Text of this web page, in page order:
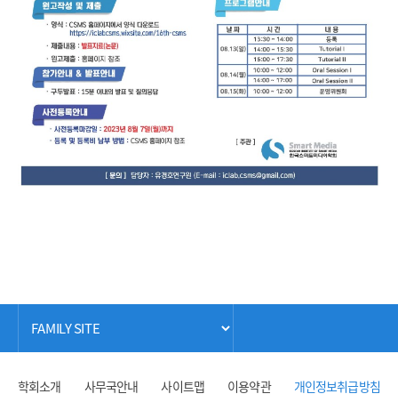
학회소개 사무국안내 사이트맵 이용약관 개인정보취급방침